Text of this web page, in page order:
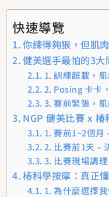
快速導覽
你練得夠狠，但肌
健美選手最怕的3大
1. 訓練超載，
2. Posing 卡卡
3. 賽前緊張，
NGP 健美比賽 x
1. 賽前1~2個月
2. 比賽前1天 –
3. 比賽現場調
椿科學按摩：真正
1. 為什麼選擇我